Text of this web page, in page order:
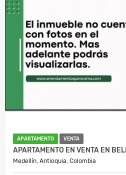
APARTAMENTO VENTA
APARTAMENTO EN VENTA EN
Medellín, Antioquia, Colombia